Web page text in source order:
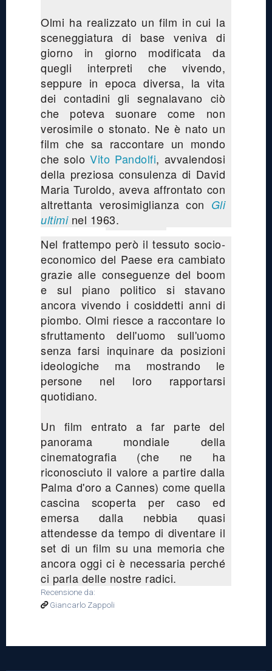
Olmi ha realizzato un film in cui la
sceneggiatura di base veniva di
giorno in giorno modificata da
quegli interpreti che vivendo,
seppure in epoca diversa, la vita
dei contadini gli segnalavano ciò
che poteva suonare come non
verosimile o stonato. Ne è nato un
film che sa raccontare un mondo
che soloVito Pandolfi, avvalendosi
della preziosa consulenza di David
Maria Turoldo, aveva affrontato con
altrettanta verosimiglianza con Gli
ultiminel 1963.
Nel frattempo però il tessuto socio-
economico del Paese era cambiato
grazie alle conseguenze del boom
e sul piano politico si stavano
ancora vivendo i cosiddetti anni di
piombo. Olmi riesce a raccontare lo
sfruttamento dell'uomo sull'uomo
senza farsi inquinare da posizioni
ideologiche ma mostrando le
persone nel loro rapportarsi
quotidiano.
Un film entrato a far parte del
panorama mondiale della
cinematografia (che ne ha
riconosciuto il valore a partire dalla
Palma d'oro a Cannes) come quella
cascina scoperta per caso ed
emersa dalla nebbia quasi
attendesse da tempo di diventare il
set di un film su una memoria che
ancora oggi ci è necessaria perché
ci parla delle nostre radici.
Recensione da:
Giancarlo Zappoli